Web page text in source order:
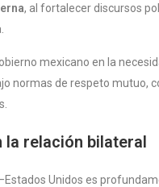
, al fortalecer discursos
mexicano en la
normas de respeto mutuo,
la relación bilateral
Unidos es